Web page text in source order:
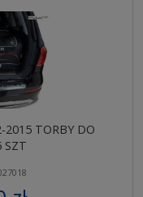
2015 TORBY DO
SZT